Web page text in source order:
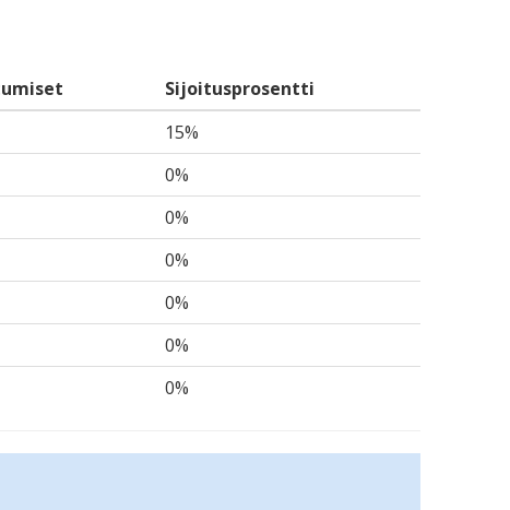
Sijoitusprosentti
15%
0%
0%
0%
0%
0%
0%